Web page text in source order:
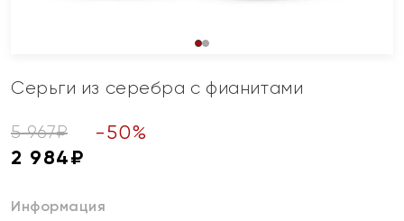
Серьги из серебра с фианитами
5 967₽ -50%
2 984₽
Информация